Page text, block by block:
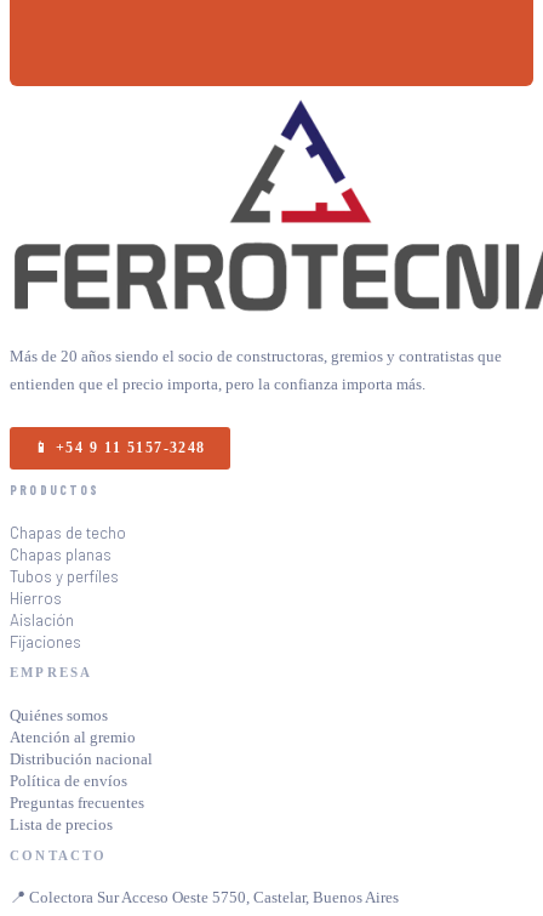
Más de 20 años siendo el socio de constructoras, gremios y contratistas que
entienden que el precio importa, pero la confianza importa más.
📱 +54 9 11 5157-3248
PRODUCTOS
Chapas de techo
Chapas planas
Tubos y perfiles
Hierros
Aislación
Fijaciones
EMPRESA
Quiénes somos
Atención al gremio
Distribución nacional
Política de envíos
Preguntas frecuentes
Lista de precios
CONTACTO
📍 Colectora Sur Acceso Oeste 5750, Castelar, Buenos Aires